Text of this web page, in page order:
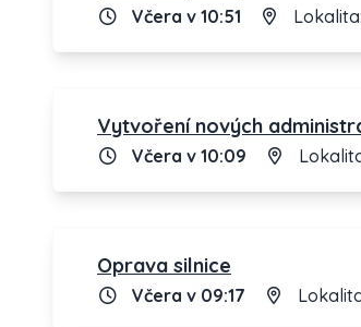
Včera v 10:51 Lokalita:
Vytvoření nových
Včera v 10:09
Oprava silnice
Včera v 09:17